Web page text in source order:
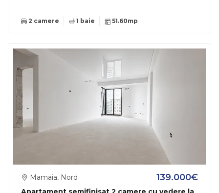
2 camere 1 baie 51.60mp
Mamaia, Nord 139.000€